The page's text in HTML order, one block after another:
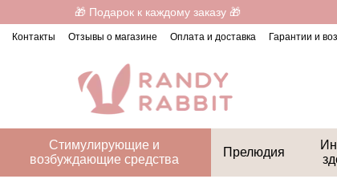
🎁 Подарок к каждому заказу 🎁
Контакты Отзывы о магазине Оплата и доставка Гарантии и
Стимулирующие и
возбуждающие средства
Прелюдия